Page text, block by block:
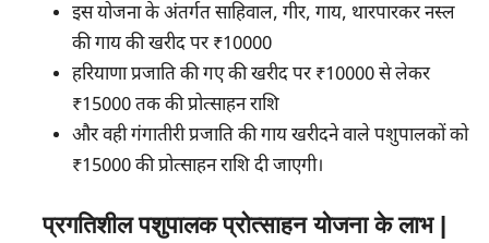
इस योजना के अंतर्गत साहिवाल, गीर, गाय, थारपारकर नस्ल
की गाय की खरीद पर ₹10000
हरियाणा प्रजाति की गए की खरीद पर ₹10000 से लेकर
₹15000 तक की प्रोत्साहन राशि
और वही गंगातीरी प्रजाति की गाय खरीदने वाले पशुपालकों को
₹15000 की प्रोत्साहन राशि दी जाएगी।
प्रगतिशील पशुपालक प्रोत्साहन योजना के लाभ |